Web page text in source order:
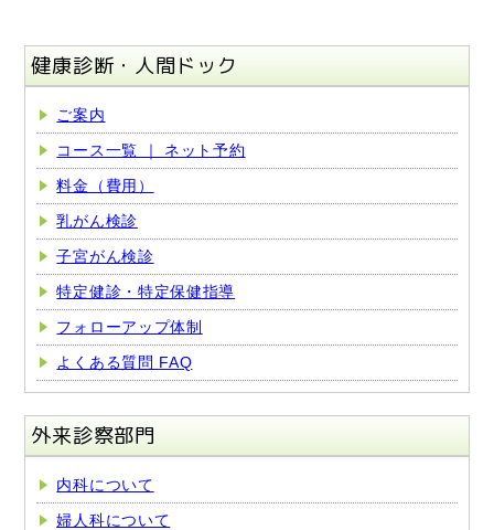
健康診断・人間ドック
ご案内
コース一覧 ｜ ネット予約
料金（費用）
乳がん検診
子宮がん検診
特定健診・特定保健指導
フォローアップ体制
よくある質問 FAQ
外来診察部門
内科について
婦人科について